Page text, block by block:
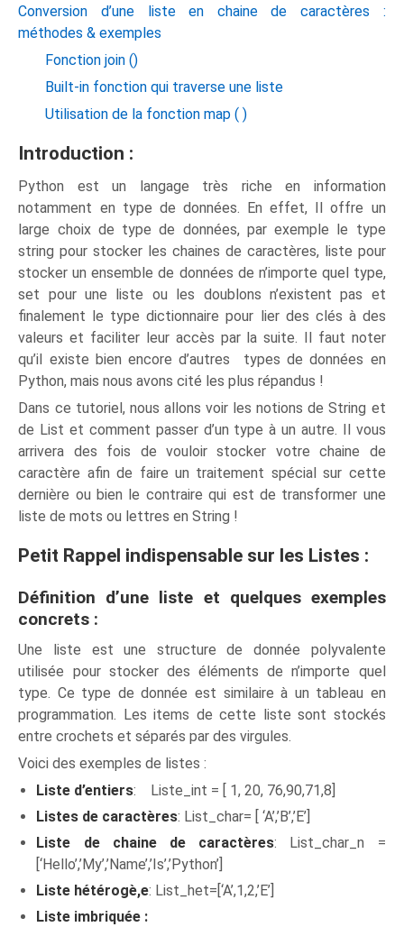
Conversion d’une liste en chaine de caractères :
méthodes & exemples
Fonction join ()
Built-in fonction qui traverse une liste
Utilisation de la fonction map ( )
Introduction :
Python est un langage très riche en information
notamment en type de données. En effet, Il offre un
large choix de type de données, par exemple le type
string pour stocker les chaines de caractères, liste pour
stocker un ensemble de données de n’importe quel type,
set pour une liste ou les doublons n’existent pas et
finalement le type dictionnaire pour lier des clés à des
valeurs et faciliter leur accès par la suite. Il faut noter
qu’il existe bien encore d’autres types de données en
Python, mais nous avons cité les plus répandus !
Dans ce tutoriel, nous allons voir les notions de String et
de List et comment passer d’un type à un autre. Il vous
arrivera des fois de vouloir stocker votre chaine de
caractère afin de faire un traitement spécial sur cette
dernière ou bien le contraire qui est de transformer une
liste de mots ou lettres en String !
Petit Rappel indispensable sur les Listes :
Définition d’une liste et quelques exemples
concrets :
Une liste est une structure de donnée polyvalente
utilisée pour stocker des éléments de n’importe quel
type. Ce type de donnée est similaire à un tableau en
programmation. Les items de cette liste sont stockés
entre crochets et séparés par des virgules.
Voici des exemples de listes :
Liste d’entiers: Liste_int = [ 1, 20, 76,90,71,8]
Listes de caractères: List_char= [ ‘A’,’B’,’E’]
Liste de chaine de caractères: List_char_n =
[‘Hello’,’My’,’Name’,’Is’,’Python’]
Liste hétérogè,e: List_het=[‘A’,1,2,’E’]
Liste imbriquée :